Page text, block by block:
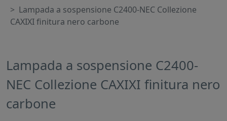
Lampada a sospensione C2400-NEC Collezione
CAXIXI finitura nero carbone
Lampada a sospensione C2400-
NEC Collezione CAXIXI finitura nero
carbone